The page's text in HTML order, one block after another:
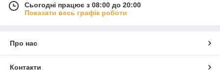
Сьогодні працює з 08:00 до 20:00
Показати весь графік роботи
Про нас
Контакти